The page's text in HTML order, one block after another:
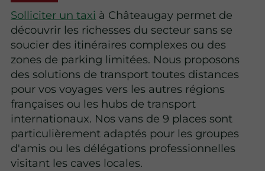
Solliciter un taxi à Châteaugay permet de
découvrir les richesses du secteur sans se
soucier des itinéraires complexes ou des
zones de parking limitées. Nous proposons
des solutions de transport toutes distances
pour vos voyages vers les autres régions
françaises ou les hubs de transport
internationaux. Nos vans de 9 places sont
particulièrement adaptés pour les groupes
d'amis ou les délégations professionnelles
visitant les caves locales.